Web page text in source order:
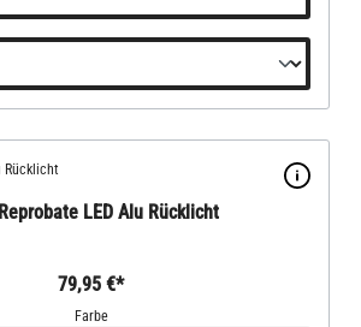
Reprobate LED Alu Rücklicht
79,95 €*
Farbe